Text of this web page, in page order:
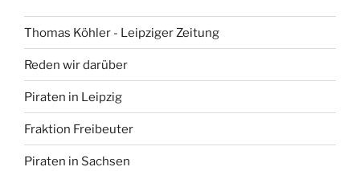
Thomas Köhler - Leipziger Zeitung
Reden wir darüber
Piraten in Leipzig
Fraktion Freibeuter
Piraten in Sachsen